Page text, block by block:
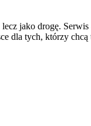
jako drogę.
tych, którzy